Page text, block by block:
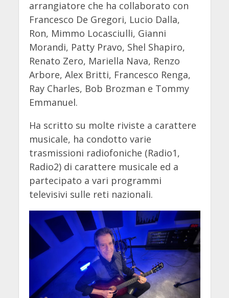
arrangiatore che ha collaborato con
Francesco De Gregori, Lucio Dalla,
Ron, Mimmo Locasciulli, Gianni
Morandi, Patty Pravo, Shel Shapiro,
Renato Zero, Mariella Nava, Renzo
Arbore, Alex Britti, Francesco Renga,
Ray Charles, Bob Brozman e Tommy
Emmanuel.
Ha scritto su molte riviste a carattere
musicale, ha condotto varie
trasmissioni radiofoniche (Radio1,
Radio2) di carattere musicale ed a
partecipato a vari programmi
televisivi sulle reti nazionali.